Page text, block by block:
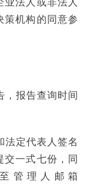
策机构的同意参
报告查询时间
定代表人签名
交一式七份，同
管理人邮箱